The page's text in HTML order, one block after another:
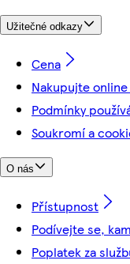
Užitečné odkazy
Cena
Nakupujte
Podmínky
Soukromí a
O nás
Přístupnost
Podívejte se,
Poplatek za